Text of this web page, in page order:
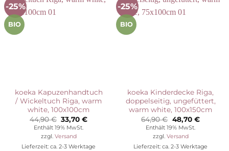
-25%
BIO
koeka Kapuzenhandtuch
/ Wickeltuch Riga, warm
white, 100x100cm
44,90€ Ursprünglicher
Preis
war:
44,90 €
33,70€Aktueller
Enthält 19% MwSt.
zzgl. Versand
Lieferzeit: ca. 2-3 Werktage
-25%
BIO
Wunschliste
koeka Kinderdecke Riga,
doppelseitig, ungefüttert,
warm white, 100x150cm
64,90€ Ursprünglicher
Preis
war:
64,90 €
48,70 €
Enthält 19% MwSt.
zzgl. Versand
Lieferzeit: ca. 2-3 Werktage